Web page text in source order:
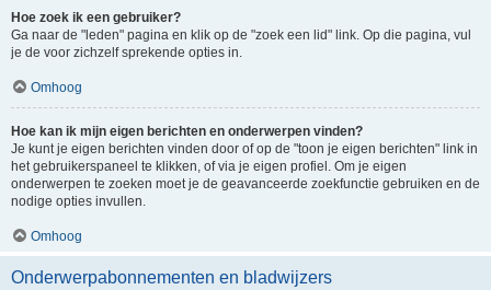
Hoe zoek ik een gebruiker?
Ga naar de "leden" pagina en klik op de "zoek een lid" link. Op die pagina, vul
je de voor zichzelf sprekende opties in.
Omhoog
Hoe kan ik mijn eigen berichten en onderwerpen vinden?
Je kunt je eigen berichten vinden door of op de "toon je eigen berichten" link in
het gebruikerspaneel te klikken, of via je eigen profiel. Om je eigen
onderwerpen te zoeken moet je de geavanceerde zoekfunctie gebruiken en de
nodige opties invullen.
Omhoog
Onderwerpabonnementen en bladwijzers